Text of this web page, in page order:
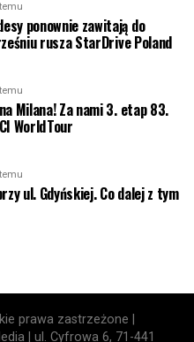
ponownie zawitają do
rusza StarDrive Poland
Milana! Za nami 3. etap 83.
WorldTour
ul. Gdyńskiej. Co dalej z tym
prawa zastrzeżone |
| ul. Cyfrowa 6, 71-441